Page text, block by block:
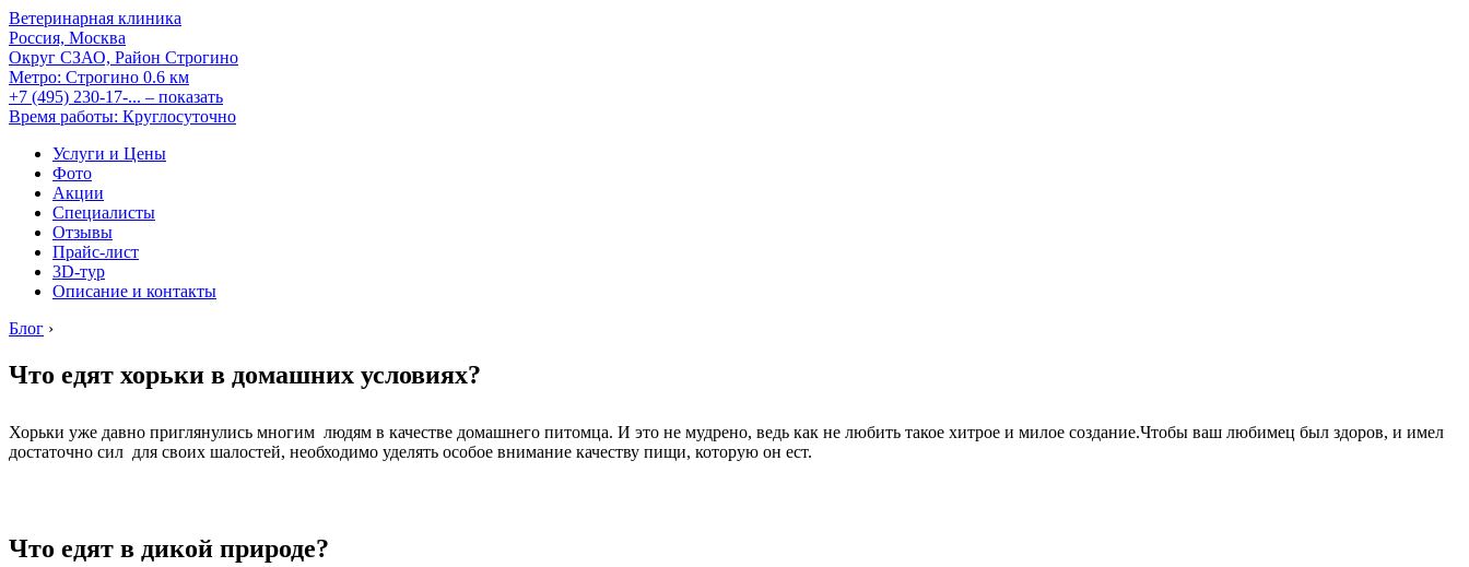
Ветеринарная клиника
Россия, Москва
Округ СЗАО, Район Строгино
Метро: Строгино 0.6 км
+7 (495) 230-17-... – показать
Время работы: Круглосуточно
Услуги и Цены
Фото
Акции
Специалисты
Отзывы
Прайс-лист
3D-тур
Описание и контакты
Блог ›
Что едят хорьки в домашних условиях?
Хорьки уже давно приглянулись многим людям в качестве домашнего питомца. И это не мудрено, ведь как не любить такое хитрое и милое создание.Чтобы ваш любимец был здоров, и имел
достаточно сил для своих шалостей, необходимо уделять особое внимание качеству пищи, которую он ест.
Что едят в дикой природе?